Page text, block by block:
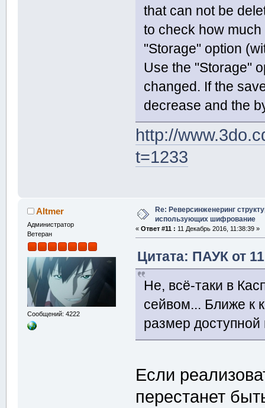
that can not be
to check how
"Storage" option
Use the "Storage"
changed. If the
decrease and the
http://
t=1233
Altmer
Администратор
Ветеран
Сообщений: 4222
Re: Реверсинженеринг
использующих шифрование
«Ответ #11 : 11 Декабрь 2016, 11:38:39 »
Цитата: ПАУК от
Не, всё-таки в
сейвом... Ближе к
размер доступной
Если
перестанет